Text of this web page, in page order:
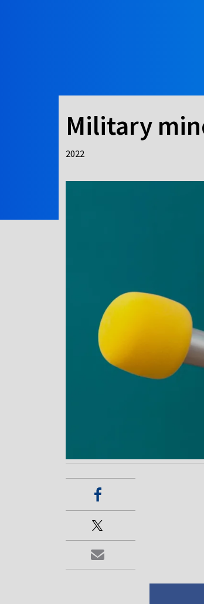
Military
2022